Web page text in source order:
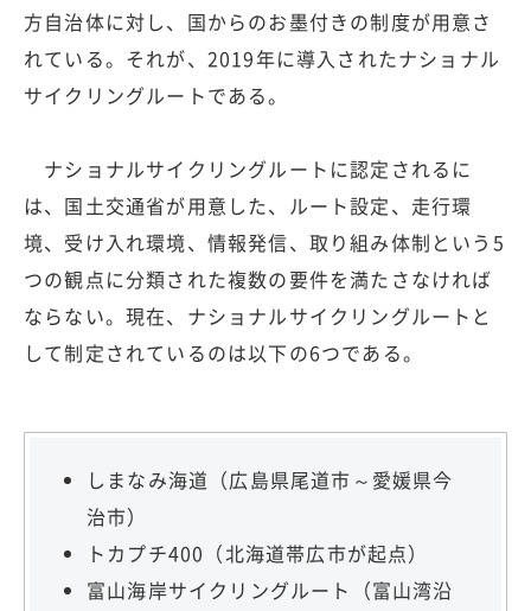
方自治体に対し、国からのお墨付きの制度が用意さ
れている。それが、2019年に導入されたナショナル
サイクリングルートである。
ナショナルサイクリングルートに認定されるに
は、国土交通省が用意した、ルート設定、走行環
境、受け入れ環境、情報発信、取り組み体制という5
つの観点に分類された複数の要件を満たさなければ
ならない。現在、ナショナルサイクリングルートと
して制定されているのは以下の6つである。
しまなみ海道（広島県尾道市～愛媛県今
治市）
トカプチ400（北海道帯広市が起点）
富山海岸サイクリングルート（富山湾沿